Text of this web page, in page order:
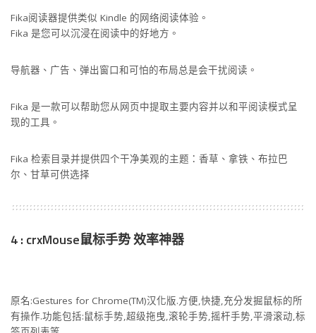
Fika阅读器提供类似 Kindle 的网络阅读体验。
Fika 是您可以沉浸在阅读中的好地方。
导航器、广告、弹出窗口和可怕的布局总是会干扰阅读。
Fika 是一款可以帮助您从网页中提取主要内容并以和平阅读模式呈
现的工具。
Fika 检索目录并提供四个干净美观的主题：香草、拿铁、布拉巴
尔、甘草可供选择
4 : crxMouse鼠标手势 效率神器
原名:Gestures for Chrome(TM)汉化版.方便,快捷,充分发掘鼠标的所
有操作.功能包括:鼠标手势,超级拖曳,滚轮手势,摇杆手势,平滑滚动,标